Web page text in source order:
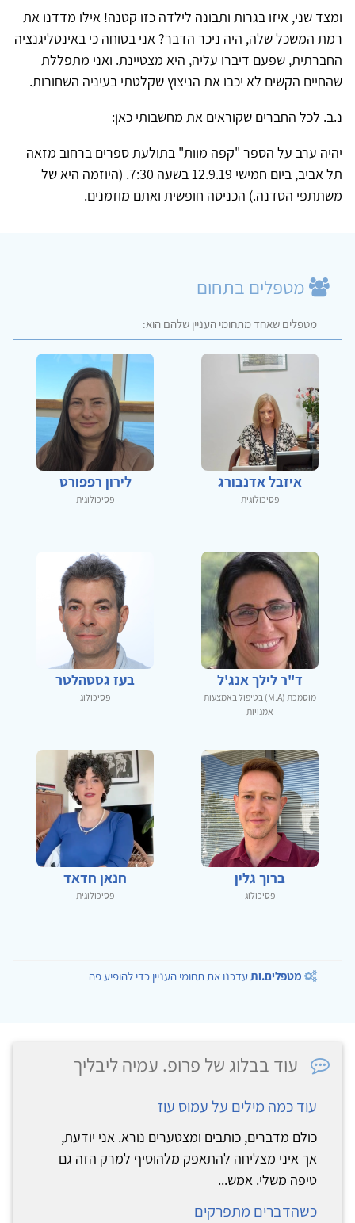
ומצד שני, איזו בגרות ותבונה לילדה כזו קטנה! אילו מדדנו את
רמת המשכל שלה, היה ניכר הדבר? אני בטוחה כי באינטליגנציה
החברתית, שפעם דיברו עליה, היא מצטיינת. ואני מתפללת
שהחיים הקשים לא יכבו את הניצוץ שקלטתי בעיניה השחורות.
נ.ב. לכל החברים שקוראים את מחשבותי כאן:
יהיה ערב על הספר "קפה מוות" בתולעת ספרים ברחוב מזאה
תל אביב, ביום חמישי 12.9.19 בשעה 7:30. (היוזמה היא של
משתתפי הסדנה.) הכניסה חופשית ואתם מוזמנים.
מטפלים בתחום
מטפלים שאחד מתחומי העניין שלהם הוא:
איזבל אדנבורג
פסיכולוגית
לירון רפפורט
פסיכולוגית
ד"ר לילך אנג'ל
מוסמכת (M.A) בטיפול באמצעות
אמנויות
בעז גסטהלטר
פסיכולוג
ברוך גלין
פסיכולוג
חנאן חדאד
פסיכולוגית
מטפלים.ותעדכנו את תחומי העניין כדי להופיע פה
עוד בבלוג של פרופ. עמיה ליבליך
עוד כמה מילים על עמוס עוז
כולם מדברים, כותבים ומצטערים נורא. אני יודעת,
אך איני מצליחה להתאפק מלהוסיף למרק הזה גם
טיפה משלי. אמש...
כשהדברים מתפרקים